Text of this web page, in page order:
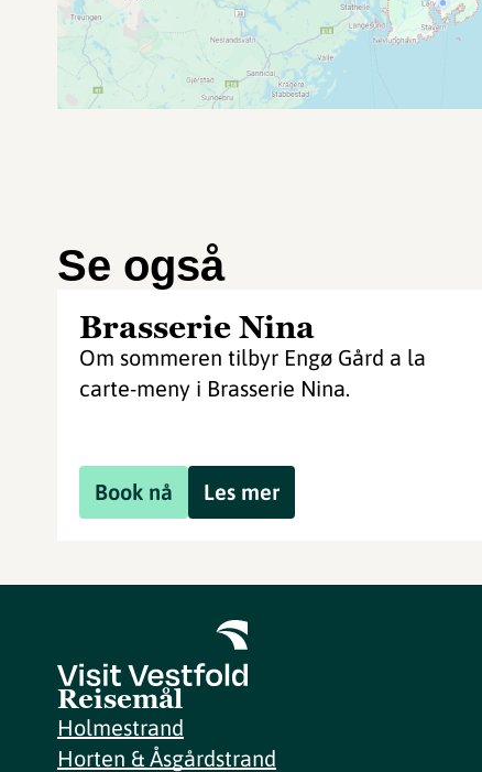
Se også
Brasserie Nina
Om sommeren tilbyr Engø Gård a la
carte-meny i Brasserie Nina.
Book nå Les mer
Reisemål
Holmestrand
Horten & Åsgårdstrand